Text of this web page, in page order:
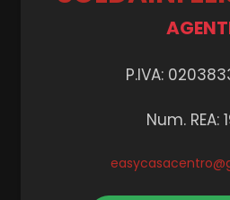
P.IVA:
Num. REA: